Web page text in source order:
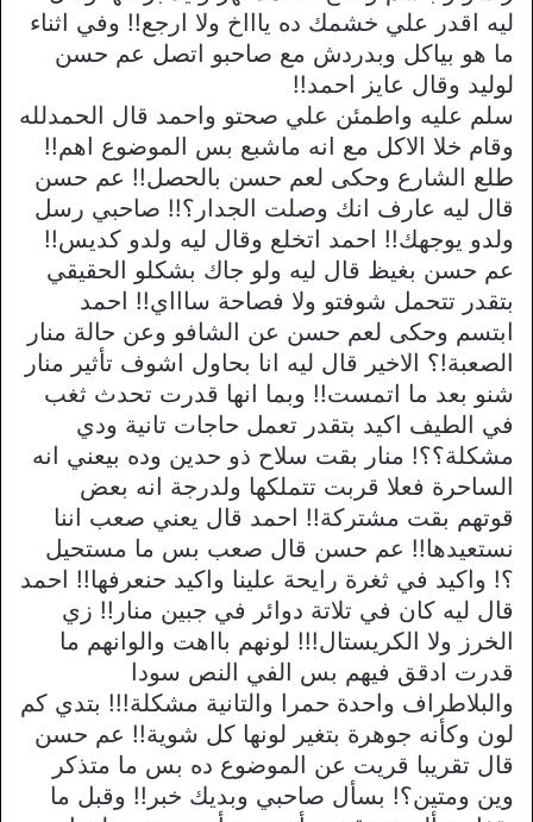
ليه اقدر علي خشمك ده ياااخ ولا ارجع!! وفي اثناء
ما هو بياكل وبدردش مع صاحبو اتصل عم حسن
لوليد وقال عايز احمد!!
سلم عليه واطمئن علي صحتو واحمد قال الحمدلله
وقام خلا الاكل مع انه ماشبع بس الموضوع اهم!!
طلع الشارع وحكى لعم حسن بالحصل!! عم حسن
قال ليه عارف انك وصلت الجدار؟!! صاحبي رسل
ولدو يوجهك!! احمد اتخلع وقال ليه ولدو كديس!!
عم حسن بغيظ قال ليه ولو جاك بشكلو الحقيقي
بتقدر تتحمل شوفتو ولا فصاحة ساااي!! احمد
ابتسم وحكى لعم حسن عن الشافو وعن حالة منار
الصعبة!؟ الاخير قال ليه انا بحاول اشوف تأثير منار
شنو بعد ما اتمست!! وبما انها قدرت تحدث ثغب
في الطيف اكيد بتقدر تعمل حاجات تانية ودي
مشكلة؟؟! منار بقت سلاح ذو حدين وده بيعني انه
الساحرة فعلا قربت تتملكها ولدرجة انه بعض
قوتهم بقت مشتركة!! احمد قال يعني صعب اننا
نستعيدها!! عم حسن قال صعب بس ما مستحيل
؟! واكيد في ثغرة رايحة علينا واكيد حنعرفها!! احمد
قال ليه كان في تلاتة دوائر في جبين منار!! زي
الخرز ولا الكريستال!!! لونهم بااهت والوانهم ما
قدرت ادقق فيهم بس الفي النص سودا
والبلاطراف واحدة حمرا والتانية مشكلة!!! بتدي كم
لون وكأنه جوهرة بتغير لونها كل شوية!! عم حسن
قال تقريبا قريت عن الموضوع ده بس ما متذكر
وين ومتين؟! بسأل صاحبي وبديك خبر!! وقبل ما